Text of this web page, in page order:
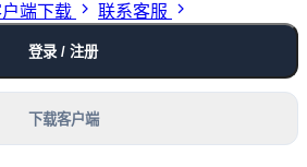
端下载 联系客服
登录 / 注册
下载客户端